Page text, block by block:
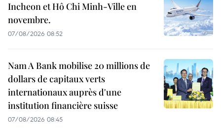
Incheon et Hô Chi Minh-Ville en
novembre.
07/08/2026 08:52
Nam A Bank mobilise 20 millions de
dollars de capitaux verts
internationaux auprès d'une
institution financière suisse
07/08/2026 08:45